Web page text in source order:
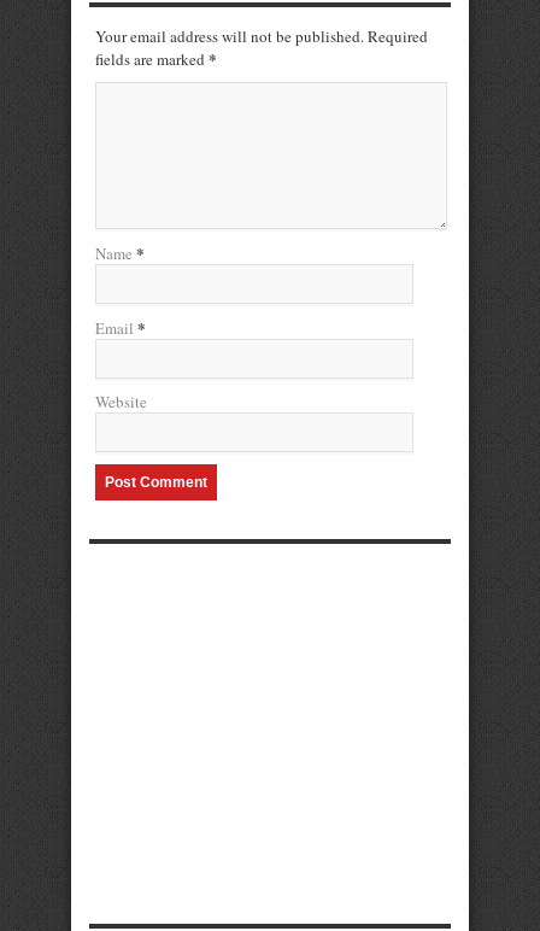
Your email address will not be published. Required
fields are marked *
Name *
Email *
Website